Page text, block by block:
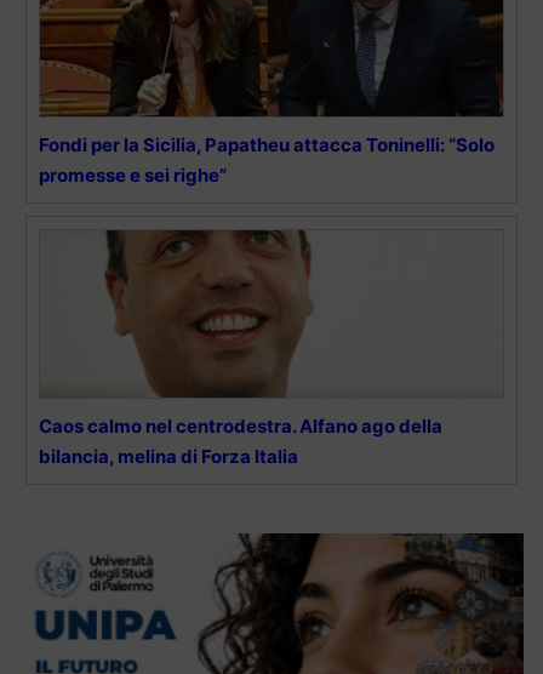
Fondi per la Sicilia, Papatheu attacca Toninelli: “Solo
promesse e sei righe”
Caos calmo nel centrodestra. Alfano ago della
bilancia, melina di Forza Italia